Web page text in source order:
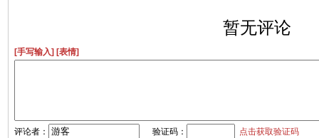
暂无评论
[手写输入] [表情]
评论者： 验证码： 点击获取验证码